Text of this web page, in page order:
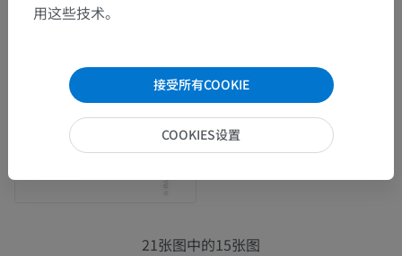
21张图中的15张图
用这些技术。
接受所有COOKIE
COOKIES设置